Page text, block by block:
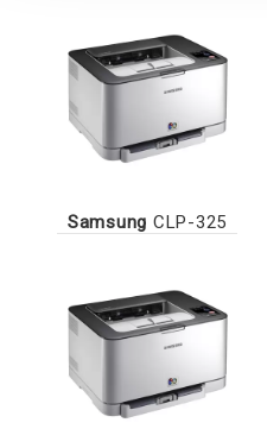
Samsung CLP-325